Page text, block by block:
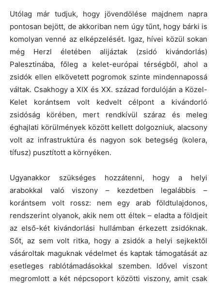
Utólag már tudjuk, hogy jövendölése majdnem napra
pontosan bejött, de akkoriban nem úgy tűnt, hogy bárki is
komolyan venné az elképzelését. Igaz, hívei közül sokan
még Herzl életében alijáztak (zsidó kivándorlás)
Palesztinába, főleg a kelet-európai térségből, ahol a
zsidók ellen elkövetett pogromok szinte mindennapossá
váltak. Csakhogy a XIX és XX. század fordulóján a Közel-
Kelet korántsem volt kedvelt célpont a kivándorló
zsidóság körében, mert rendkívül száraz és meleg
éghajlati körülmények között kellett dolgozniuk, alacsony
volt az infrastruktúra és nagyon sok betegség (kolera,
tífusz) pusztított a környéken.
Ugyanakkor szükséges hozzátenni, hogy a helyi
arabokkal való viszony – kezdetben legalábbis –
korántsem volt rossz: nem egy arab földtulajdonos,
rendszerint olyanok, akik nem ott éltek – eladta a földjeit
az első-két kivándorlási hullámban érkezett zsidóknak.
Sőt, az sem volt ritka, hogy a zsidók a helyi sejkektől
vásároltak maguknak védelmet és kaptak támogatását az
esetleges rablótámadásokkal szemben. Idővel viszont
megromlott a két népcsoport közötti viszony, amit csak